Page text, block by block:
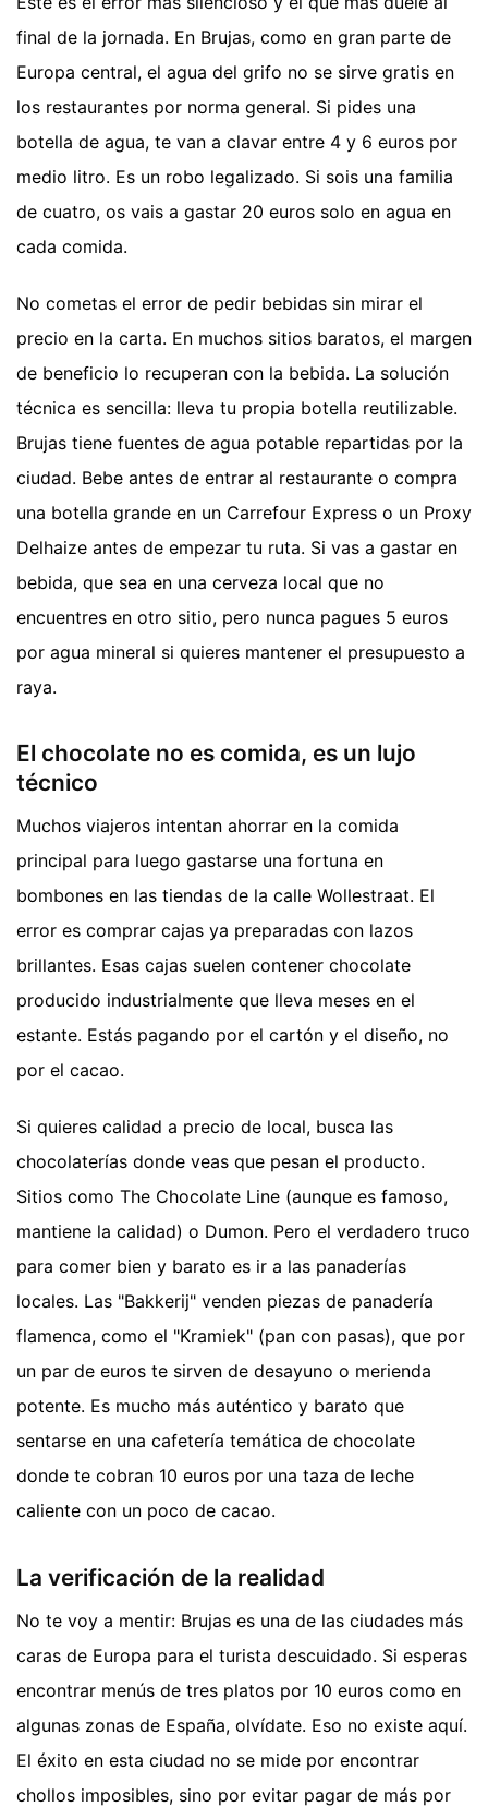
final de la jornada. En Brujas, como en gran parte de
Europa central, el agua del grifo no se sirve gratis en
los restaurantes por norma general. Si pides una
botella de agua, te van a clavar entre 4 y 6 euros por
medio litro. Es un robo legalizado. Si sois una familia
de cuatro, os vais a gastar 20 euros solo en agua en
cada comida.
No cometas el error de pedir bebidas sin mirar el
precio en la carta. En muchos sitios baratos, el margen
de beneficio lo recuperan con la bebida. La solución
técnica es sencilla: lleva tu propia botella reutilizable.
Brujas tiene fuentes de agua potable repartidas por la
ciudad. Bebe antes de entrar al restaurante o compra
una botella grande en un Carrefour Express o un Proxy
Delhaize antes de empezar tu ruta. Si vas a gastar en
bebida, que sea en una cerveza local que no
encuentres en otro sitio, pero nunca pagues 5 euros
por agua mineral si quieres mantener el presupuesto a
raya.
El chocolate no es comida, es un lujo
técnico
Muchos viajeros intentan ahorrar en la comida
principal para luego gastarse una fortuna en
bombones en las tiendas de la calle Wollestraat. El
error es comprar cajas ya preparadas con lazos
brillantes. Esas cajas suelen contener chocolate
producido industrialmente que lleva meses en el
estante. Estás pagando por el cartón y el diseño, no
por el cacao.
Si quieres calidad a precio de local, busca las
chocolaterías donde veas que pesan el producto.
Sitios como The Chocolate Line (aunque es famoso,
mantiene la calidad) o Dumon. Pero el verdadero truco
para comer bien y barato es ir a las panaderías
locales. Las "Bakkerij" venden piezas de panadería
flamenca, como el "Kramiek" (pan con pasas), que por
un par de euros te sirven de desayuno o merienda
potente. Es mucho más auténtico y barato que
sentarse en una cafetería temática de chocolate
donde te cobran 10 euros por una taza de leche
caliente con un poco de cacao.
La verificación de la realidad
No te voy a mentir: Brujas es una de las ciudades más
caras de Europa para el turista descuidado. Si esperas
encontrar menús de tres platos por 10 euros como en
algunas zonas de España, olvídate. Eso no existe aquí.
El éxito en esta ciudad no se mide por encontrar
chollos imposibles, sino por evitar pagar de más por